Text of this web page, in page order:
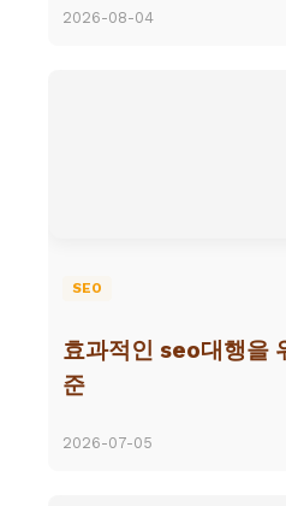
2026-08-04
SEO
효과적인 seo대행을
준
2026-07-05